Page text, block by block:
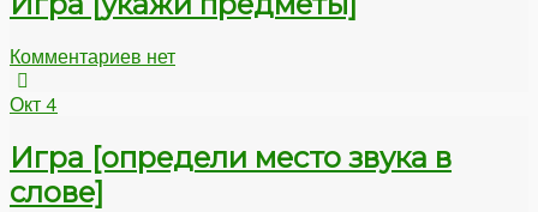
Комментариев нет
Окт 4
Игра [определи место звука в
слове]